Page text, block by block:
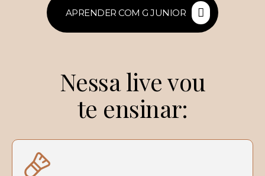
APRENDER COM G JUNIOR
Nessa live vou
te ensinar: